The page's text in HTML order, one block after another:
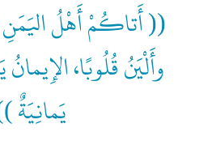
(( أَتاكُمْ أَهْلُ
وأَلْيَنُ قُلُوبًا،
يَمانِيَةٌ